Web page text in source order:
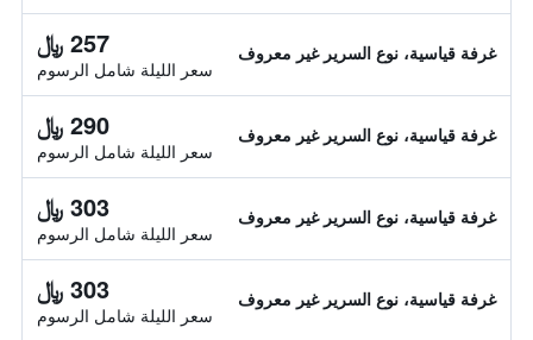
غرفة قياسية، نوع السرير غير معروف 257 ﷼
سعر الليلة شامل الرسوم
غرفة قياسية، نوع السرير غير معروف 290 ﷼
سعر الليلة شامل الرسوم
غرفة قياسية، نوع السرير غير معروف 303 ﷼
سعر الليلة شامل الرسوم
غرفة قياسية، نوع السرير غير معروف 303 ﷼
سعر الليلة شامل الرسوم